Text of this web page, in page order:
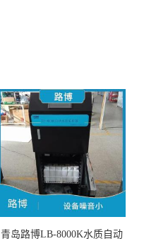
青岛路博LB-8000K水质自动